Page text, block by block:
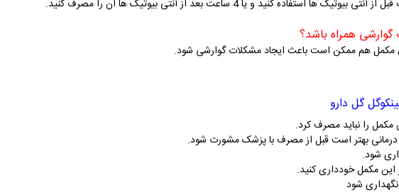
مکمل هم ممکن است باعث ایجاد مشکلات گوارشی شود.
گل دارو
را نباید مصرف کرد.
بهتر است قبل از مصرف با پزشک مشورت شود.
شود.
مکمل خودداری کنید.